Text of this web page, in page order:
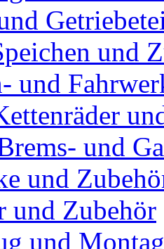
und
und
und
und
und Zubehör
und